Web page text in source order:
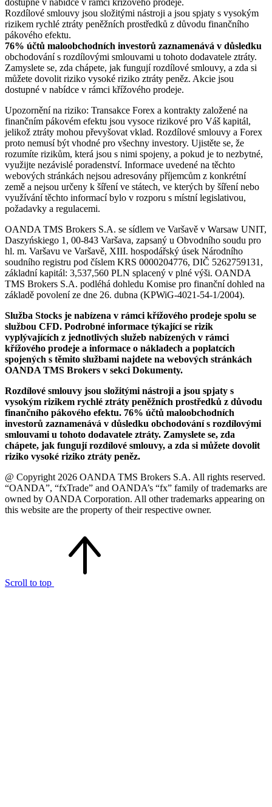
Rozdílové smlouvy jsou složitými nástroji a jsou spjaty s vysokým
rizikem rychlé ztráty peněžních prostředků z důvodu finančního
pákového efektu.
76% účtů maloobchodních investorů zaznamenává v důsledku
obchodování s rozdílovými smlouvami u tohoto dodavatele ztráty.
Zamyslete se, zda chápete, jak fungují rozdílové smlouvy, a zda si
můžete dovolit riziko vysoké riziko ztráty peněz. Akcie jsou
dostupné v nabídce v rámci křížového prodeje.
Upozornění na riziko: Transakce Forex a kontrakty založené na
finančním pákovém efektu jsou vysoce rizikové pro Váš kapitál,
jelikož ztráty mohou převyšovat vklad. Rozdílové smlouvy a Forex
proto nemusí být vhodné pro všechny investory. Ujistěte se, že
rozumíte rizikům, která jsou s nimi spojeny, a pokud je to nezbytné,
využijte nezávislé poradenství. Informace uvedené na těchto
webových stránkách nejsou adresovány příjemcům z konkrétní
země a nejsou určeny k šíření ve státech, ve kterých by šíření nebo
využívání těchto informací bylo v rozporu s místní legislativou,
požadavky a regulacemi.
OANDA TMS Brokers S.A. se sídlem ve Varšavě v Warsaw UNIT,
Daszyńskiego 1, 00-843 Varšava, zapsaný u Obvodního soudu pro
hl. m. Varšavu ve Varšavě, XIII. hospodářský úsek Národního
soudního registru pod číslem KRS 0000204776, DIČ 5262759131,
základní kapitál: 3,537,560 PLN splacený v plné výši. OANDA
TMS Brokers S.A. podléhá dohledu Komise pro finanční dohled na
základě povolení ze dne 26. dubna (KPWiG-4021-54-1/2004).
Služba Stocks je nabízena v rámci křížového prodeje spolu se
službou CFD. Podrobné informace týkající se rizik
vyplývajících z jednotlivých služeb nabízených v rámci
křížového prodeje a informace o nákladech a poplatcích
spojených s těmito službami najdete na webových stránkách
OANDA TMS Brokers v sekci Dokumenty.
Rozdílové smlouvy jsou složitými nástroji a jsou spjaty s
vysokým rizikem rychlé ztráty peněžních prostředků z důvodu
finančního pákového efektu. 76% účtů maloobchodních
investorů zaznamenává v důsledku obchodování s rozdílovými
smlouvami u tohoto dodavatele ztráty. Zamyslete se, zda
chápete, jak fungují rozdílové smlouvy, a zda si můžete dovolit
riziko vysoké riziko ztráty peněz.
@ Copyright 2026 OANDA TMS Brokers S.A. All rights reserved.
“OANDA”, “fxTrade” and OANDA’s “fx” family of trademarks are
owned by OANDA Corporation. All other trademarks appearing on
this website are the property of their respective owner.
Scroll to top